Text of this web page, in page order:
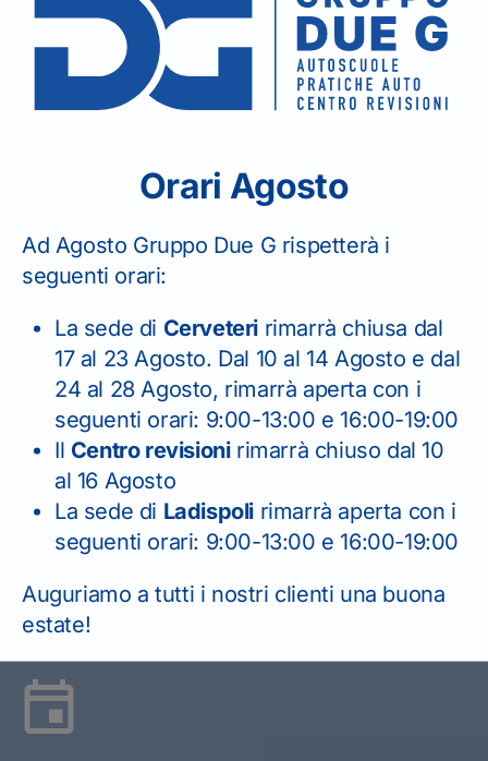
Torna indietro
Cerveteri: i requisiti, l’esame e dove farla
Orari Agosto
Ad Agosto Gruppo Due G rispetterà i
seguenti orari:
La sede di Cerveteri rimarrà chiusa dal
17 al 23 Agosto. Dal 10 al 14 Agosto e dal
24 al 28 Agosto, rimarrà aperta con i
seguenti orari: 9:00-13:00 e 16:00-19:00
Il Centro revisionirimarrà chiuso dal 10
al 16 Agosto
La sede di Ladispoli rimarrà aperta con i
seguenti orari: 9:00-13:00 e 16:00-19:00
Auguriamo a tutti i nostri clienti una buona
estate!